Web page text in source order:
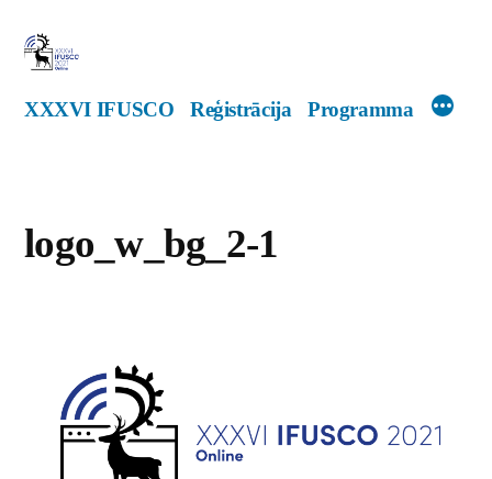
saturu
XXXVI IFUSCO Reģistrācija Programma
logo_w_bg_2-1